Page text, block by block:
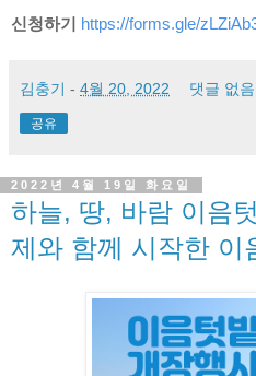
신청하기 https://forms.gle/
김충기 - 4월 20, 2022 댓글 없
공유
2022년 4월 19일 화요일
하늘, 땅, 바람 이음
제와 함께 시작한 이